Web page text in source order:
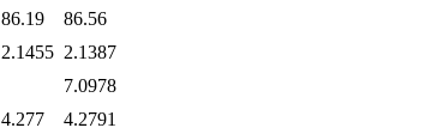
86.19
86.56
2.1455 2.1387
7.0978
4.277
4.2791